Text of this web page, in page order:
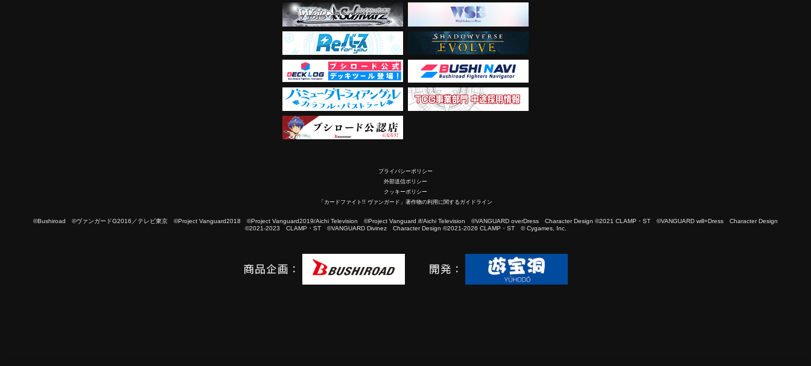
プライバシーポリシー
外部送信ポリシー
クッキーポリシー
「カードファイト!! ヴァンガード」著作物の利用に関するガイドライン
©Bushiroad ©ヴァンガードG2016／テレビ東京 ©Project Vanguard2018 ©Project Vanguard2019/Aichi Television ©Project Vanguard if/Aichi Television ©VANGUARD overDress Character Design ©2021 CLAMP・ST ©VANGUARD will+Dress Character Design
©2021-2023 CLAMP・ST ©VANGUARD Divinez Character Design ©2021-2026 CLAMP・ST © Cygames, Inc.